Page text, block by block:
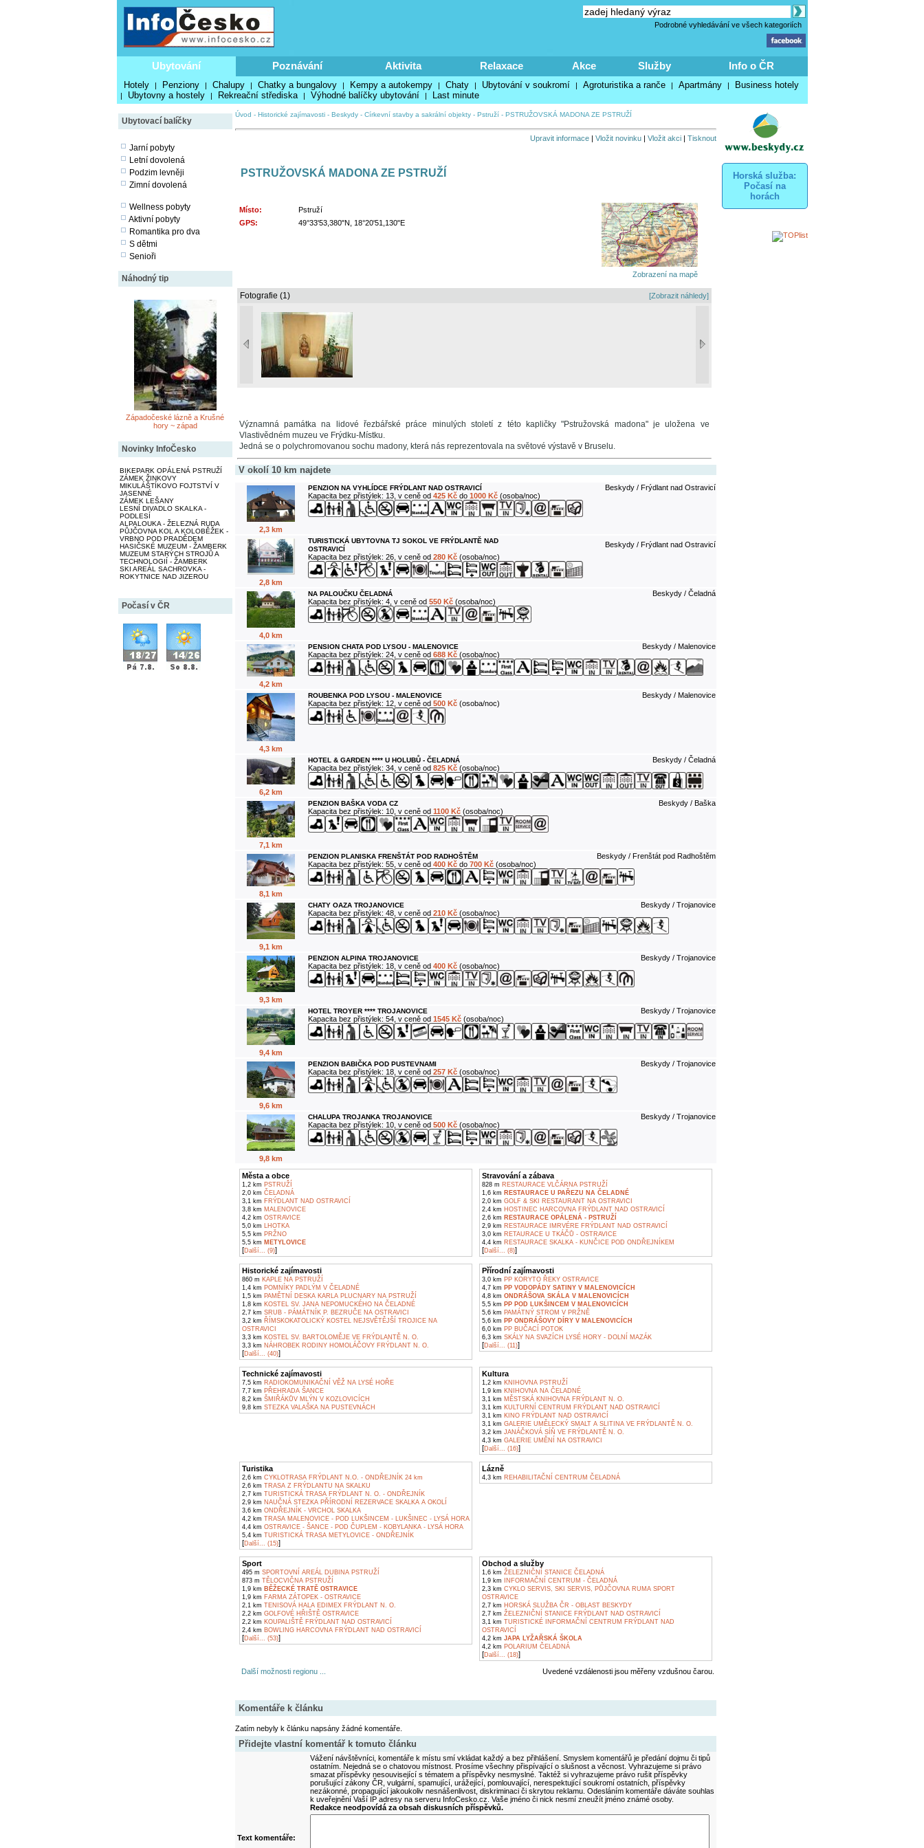
Podrobné vyhledávání ve všech kategoriích
Ubytování Poznávání Aktivita Relaxace Akce Služby Info o ČR
Hotely | Penziony | Chalupy | Chatky a bungalovy | Kempy a autokempy | Chaty | Ubytování v soukromí | Agroturistika a ranče | Apartmány | Business hotely
| Ubytovny a hostely | Rekreační střediska | Výhodné balíčky ubytování | Last minute
Ubytovací balíčky
Jarní pobyty
Letní dovolená
Podzim levněji
Zimní dovolená
Wellness pobyty
Aktivní pobyty
Romantika pro dva
S dětmi
Senioři
Náhodný tip
Západočeské lázně a Krušné
hory ~ západ
Novinky InfoČesko
BIKEPARK OPÁLENÁ PSTRUŽÍ
ZÁMEK ŽINKOVY
MIKULÁŠTÍKOVO FOJTSTVÍ V
JASENNÉ
ZÁMEK LEŠANY
LESNÍ DIVADLO SKALKA -
PODLESÍ
ALPALOUKA - ŽELEZNÁ RUDA
PŮJČOVNA KOL A KOLOBĚŽEK -
VRBNO POD PRADĚDEM
HASIČSKÉ MUZEUM - ŽAMBERK
MUZEUM STARÝCH STROJŮ A
TECHNOLOGIÍ - ŽAMBERK
SKI AREÁL SACHROVKA -
ROKYTNICE NAD JIZEROU
Počasí v ČR
Úvod - Historické zajímavosti- Beskydy- Církevní stavby a sakrální objekty- Pstruží- PSTRUŽOVSKÁ MADONA ZE PSTRUŽÍ
Upravit informace| Vložit novinku| Vložit akci| Tisknout
PSTRUŽOVSKÁ MADONA ZE PSTRUŽÍ
Místo:
Pstruží
GPS:
49°33'53,380"N, 18°20'51,130"E
Zobrazení na mapě
Fotografie (1) [Zobrazit náhledy]
Významná památka na lidové řezbářské práce minulých století z této kapličky "Pstružovská madona" je uložena ve
Vlastivědném muzeu ve Frýdku-Místku.
Jedná se o polychromovanou sochu madony, která nás reprezentovala na světové výstavě v Bruselu.
V okolí 10 km najdete
2,3 km
PENZION NA VYHLÍDCE FRÝDLANT NAD OSTRAVICÍ
Beskydy / Frýdlant nad Ostravicí
Kapacita bez přistýlek: 13, v ceně od 425 Kčdo 1000 Kč(osoba/noc)
2,8 km
TURISTICKÁ UBYTOVNA TJ SOKOL VE FRÝDLANTĚ NAD
OSTRAVICÍ
Beskydy / Frýdlant nad Ostravicí
Kapacita bez přistýlek: 26, v ceně od 280 Kč(osoba/noc)
4,0 km
NA PALOUČKU ČELADNÁ
Beskydy / Čeladná
Kapacita bez přistýlek: 4, v ceně od 550 Kč(osoba/noc)
4,2 km
PENSION CHATA POD LYSOU - MALENOVICE
Beskydy / Malenovice
Kapacita bez přistýlek: 24, v ceně od 688 Kč(osoba/noc)
4,3 km
ROUBENKA POD LYSOU - MALENOVICE
Beskydy / Malenovice
Kapacita bez přistýlek: 12, v ceně od 500 Kč(osoba/noc)
6,2 km
HOTEL & GARDEN **** U HOLUBŮ - ČELADNÁ
Beskydy / Čeladná
Kapacita bez přistýlek: 34, v ceně od 825 Kč(osoba/noc)
7,1 km
PENZION BAŠKA VODA CZ
Beskydy / Baška
Kapacita bez přistýlek: 10, v ceně od 1100 Kč(osoba/noc)
8,1 km
PENZION PLANISKA FRENŠTÁT POD RADHOŠTĚM
Beskydy / Frenštát pod Radhoštěm
Kapacita bez přistýlek: 55, v ceně od 400 Kčdo 700 Kč(osoba/noc)
9,1 km
CHATY OAZA TROJANOVICE
Beskydy / Trojanovice
Kapacita bez přistýlek: 48, v ceně od 210 Kč(osoba/noc)
9,3 km
PENZION ALPINA TROJANOVICE
Beskydy / Trojanovice
Kapacita bez přistýlek: 18, v ceně od 400 Kč(osoba/noc)
9,4 km
HOTEL TROYER **** TROJANOVICE
Beskydy / Trojanovice
Kapacita bez přistýlek: 54, v ceně od 1545 Kč(osoba/noc)
9,6 km
PENZION BABIČKA POD PUSTEVNAMI
Beskydy / Trojanovice
Kapacita bez přistýlek: 18, v ceně od 257 Kč(osoba/noc)
9,8 km
CHALUPA TROJANKA TROJANOVICE
Beskydy / Trojanovice
Kapacita bez přistýlek: 10, v ceně od 500 Kč(osoba/noc)
Města a obce
1,2 km PSTRUŽÍ
2,0 km ČELADNÁ
3,1 km FRÝDLANT NAD OSTRAVICÍ
3,8 km MALENOVICE
4,2 km OSTRAVICE
5,0 km LHOTKA
5,5 km PRŽNO
5,5 km METYLOVICE
[Další... (9)]
Stravování a zábava
828 m RESTAURACE VLČÁRNA PSTRUŽÍ
1,6 km RESTAURACE U PAŘEZU NA ČELADNÉ
2,0 km GOLF & SKI RESTAURANT NA OSTRAVICI
2,4 km HOSTINEC HARCOVNA FRÝDLANT NAD OSTRAVICÍ
2,6 km RESTAURACE OPÁLENÁ - PSTRUŽÍ
2,9 km RESTAURACE IMRVÉRE FRÝDLANT NAD OSTRAVICÍ
3,0 km RETAURACE U TKÁČŮ - OSTRAVICE
4,4 km RESTAURACE SKALKA - KUNČICE POD ONDŘEJNÍKEM
[Další... (8)]
Historické zajímavosti
860 m KAPLE NA PSTRUŽÍ
1,4 km POMNÍKY PADLÝM V ČELADNÉ
1,5 km PAMĚTNÍ DESKA KARLA PLUCNARY NA PSTRUŽÍ
1,8 km KOSTEL SV. JANA NEPOMUCKÉHO NA ČELADNÉ
2,7 km SRUB - PÁMÁTNÍK P. BEZRUČE NA OSTRAVICI
3,2 km ŘÍMSKOKATOLICKÝ KOSTEL NEJSVĚTĚJŠÍ TROJICE NA
OSTRAVICI
3,3 km KOSTEL SV. BARTOLOMĚJE VE FRÝDLANTĚ N. O.
3,3 km NÁHROBEK RODINY HOMOLÁČOVY FRÝDLANT N. O.
[Další... (40)]
Přírodní zajímavosti
3,0 km PP KORYTO ŘEKY OSTRAVICE
4,7 km PP VODOPÁDY SATINY V MALENOVICÍCH
4,8 km ONDRÁŠOVA SKÁLA V MALENOVICÍCH
5,5 km PP POD LUKŠINCEM V MALENOVICÍCH
5,6 km PAMÁTNÝ STROM V PRŽNĚ
5,6 km PP ONDRÁŠOVY DÍRY V MALENOVICÍCH
6,0 km PP BUČACÍ POTOK
6,3 km SKÁLY NA SVAZÍCH LYSÉ HORY - DOLNÍ MAZÁK
[Další... (11)]
Technické zajímavosti
7,5 km RADIOKOMUNIKAČNÍ VĚŽ NA LYSÉ HOŘE
7,7 km PŘEHRADA ŠANCE
8,2 km ŠMIŘÁKŮV MLÝN V KOZLOVICÍCH
9,8 km STEZKA VALAŠKA NA PUSTEVNÁCH
Kultura
1,2 km KNIHOVNA PSTRUŽÍ
1,9 km KNIHOVNA NA ČELADNÉ
3,1 km MĚSTSKÁ KNIHOVNA FRÝDLANT N. O.
3,1 km KULTURNÍ CENTRUM FRÝDLANT NAD OSTRAVICÍ
3,1 km KINO FRÝDLANT NAD OSTRAVICÍ
3,1 km GALERIE UMĚLECKÝ SMALT A SLITINA VE FRÝDLANTĚ N. O.
3,2 km JANÁČKOVÁ SÍŇ VE FRÝDLANTĚ N. O.
4,3 km GALERIE UMĚNÍ NA OSTRAVICI
[Další... (16)]
Turistika
2,6 km CYKLOTRASA FRÝDLANT N.O. - ONDŘEJNÍK 24 km
2,6 km TRASA Z FRÝDLANTU NA SKALKU
2,7 km TURISTICKÁ TRASA FRÝDLANT N. O. - ONDŘEJNÍK
2,9 km NAUČNÁ STEZKA PŘÍRODNÍ REZERVACE SKALKA A OKOLÍ
3,6 km ONDŘEJNÍK - VRCHOL SKALKA
4,2 km TRASA MALENOVICE - POD LUKŠINCEM - LUKŠINEC - LYSÁ HORA
4,4 km OSTRAVICE - ŠANCE - POD ČUPLEM - KOBYLANKA - LYSÁ HORA
5,4 km TURISTICKÁ TRASA METYLOVICE - ONDŘEJNÍK
[Další... (15)]
Lázně
4,3 km REHABILITAČNÍ CENTRUM ČELADNÁ
Sport
495 m SPORTOVNÍ AREÁL DUBINA PSTRUŽÍ
873 m TĚLOCVIČNA PSTRUŽÍ
1,9 km BĚŽECKÉ TRATĚ OSTRAVICE
1,9 km FARMA ZÁTOPEK - OSTRAVICE
2,1 km TENISOVÁ HALA EDIMEX FRÝDLANT N. O.
2,2 km GOLFOVÉ HŘIŠTĚ OSTRAVICE
2,2 km KOUPALIŠTĚ FRÝDLANT NAD OSTRAVICÍ
2,4 km BOWLING HARCOVNA FRÝDLANT NAD OSTRAVICÍ
[Další... (53)]
Obchod a služby
1,6 km ŽELEZNIČNÍ STANICE ČELADNÁ
1,9 km INFORMAČNÍ CENTRUM - ČELADNÁ
2,3 km CYKLO SERVIS, SKI SERVIS, PŮJČOVNA RUMA SPORT
OSTRAVICE
2,7 km HORSKÁ SLUŽBA ČR - OBLAST BESKYDY
2,7 km ŽELEZNIČNÍ STANICE FRÝDLANT NAD OSTRAVICÍ
3,1 km TURISTICKÉ INFORMAČNÍ CENTRUM FRÝDLANT NAD
OSTRAVICÍ
4,2 km JAPA LYŽAŘSKÁ ŠKOLA
4,2 km POLARIUM ČELADNÁ
[Další... (18)]
Další možnosti regionu ... Uvedené vzdálenosti jsou měřeny vzdušnou čarou.
Komentáře k článku
Zatím nebyly k článku napsány žádné komentáře.
Přidejte vlastní komentář k tomuto článku
Vážení návštěvníci, komentáře k místu smí vkládat každý a bez přihlášení. Smyslem komentářů je předání dojmu či tipů
ostatním. Nejedná se o chatovou místnost. Prosíme všechny přispívající o slušnost a věcnost. Vyhrazujeme si právo
smazat příspěvky nesouvisející s tématem a příspěvky nesmyslné. Taktéž si vyhrazujeme právo rušit příspěvky
porušující zákony ČR, vulgární, spamující, urážející, pomlouvající, nerespektující soukromí ostatních, příspěvky
nezákonné, propagující jakoukoliv nesnášenlivost, diskriminaci či skrytou reklamu. Odesláním komentáře dáváte souhlas
k uveřejnění Vaší IP adresy na serveru InfoCesko.cz. Vaše jméno či nick nesmí zneužít jméno známé osoby.
Redakce neodpovídá za obsah diskusních příspěvků.
Text komentáře:
Horská služba:
Počasí na
horách